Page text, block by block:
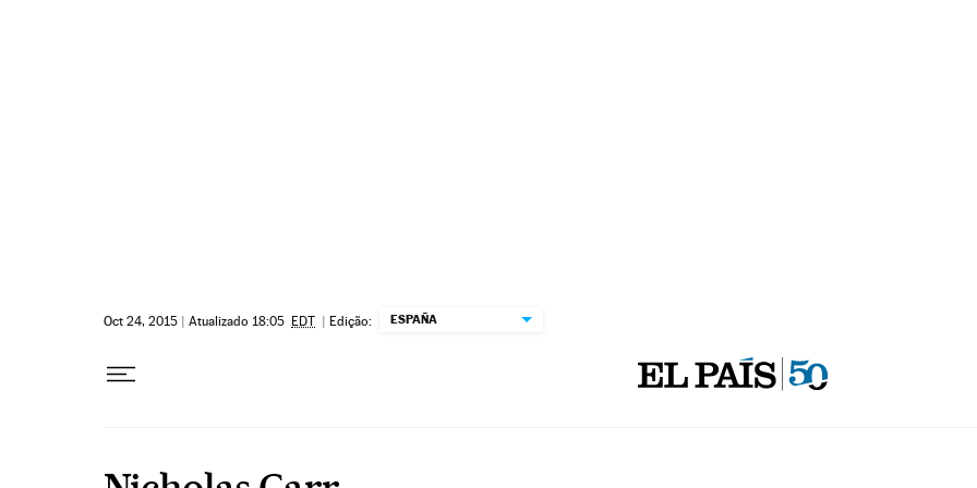
Oct 24, 2015 | Atualizado 18:05 EDT | Edição: ESPAÑA